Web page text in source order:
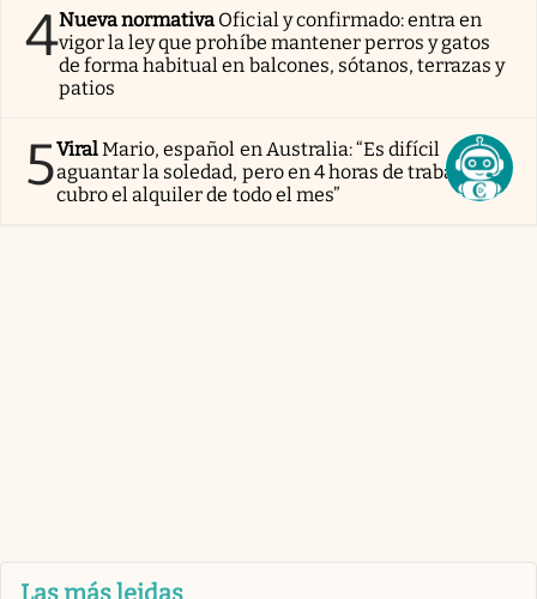
4Nueva normativa Oficial y confirmado: entra en
vigor la ley que prohíbe mantener perros y gatos
de forma habitual en balcones, sótanos, terrazas y
patios
5ViralMario, español en Australia: “Es difícil
aguantar la soledad, pero en 4 horas de trabajo
cubro el alquiler de todo el mes”
Las más leidas